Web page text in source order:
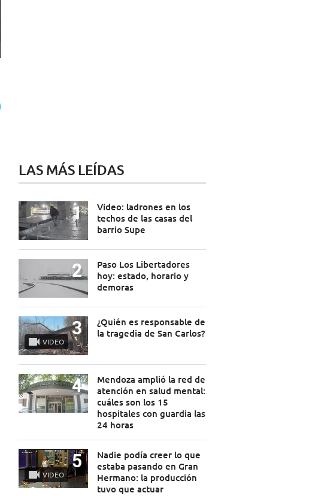
LAS MÁS LEÍDAS
Video: ladrones en los
techos de las casas del
barrio Supe
Paso Los Libertadores
hoy: estado, horario y
demoras
VIDEO
¿Quién es responsable de
la tragedia de San Carlos?
Mendoza amplió la red de
atención en salud mental:
cuáles son los 15
hospitales con guardia las
24 horas
VIDEO
Nadie podía creer lo que
estaba pasando en Gran
Hermano: la producción
tuvo que actuar